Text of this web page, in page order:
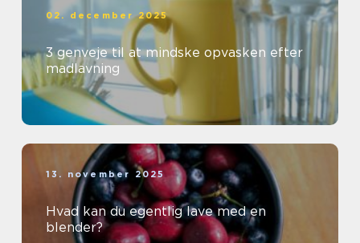
02. december 2025
3 genveje til at mindske opvasken efter
madlavning
13. november 2025
Hvad kan du egentlig lave med en
blender?